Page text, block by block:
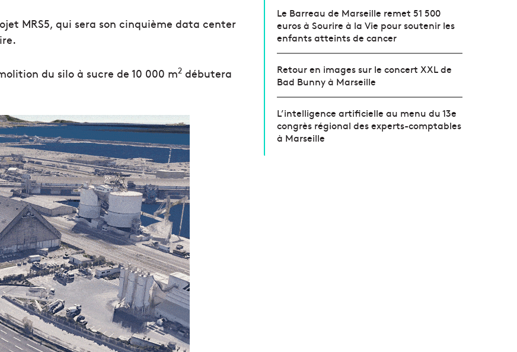
MRS5, qui sera son cinquième data center
du silo à sucre de 10 000 m2 débutera
Le Barreau de Marseille remet 51 500
euros à Sourire à la Vie pour soutenir les
enfants atteints de cancer
Retour en images sur le concert XXL de
Bad Bunny à Marseille
L’intelligence artificielle au menu du 13e
congrès régional des experts-comptables
à Marseille